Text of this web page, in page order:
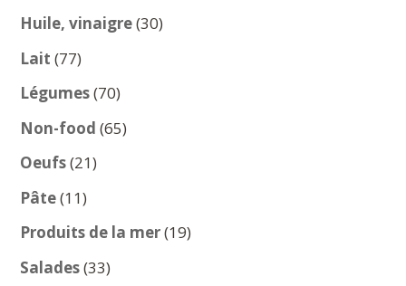
produits
Huile, vinaigre 3030
Lait 7777
produits
Légumes 7070
produits
Non-food 6565
Oeufs 2121
Pâte 1111
produits
Produits de la mer 1919
Salades 3333